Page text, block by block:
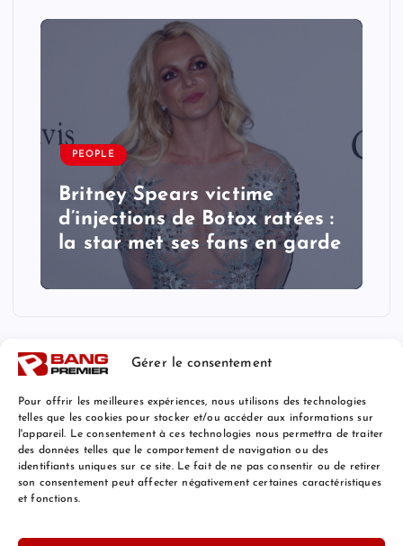
Gérer le consentement
Pour offrir les meilleures expériences, nous utilisons des technologies
telles que les cookies pour stocker et/ou accéder aux informations sur
l'appareil. Le consentement à ces technologies nous permettra de traiter
des données telles que le comportement de navigation ou des
identifiants uniques sur ce site. Le fait de ne pas consentir ou de retirer
son consentement peut affecter négativement certaines caractéristiques
et fonctions.
PEOPLE
Britney Spears victime
d’injections de Botox ratées :
la star met ses fans en garde
Mentions Légales